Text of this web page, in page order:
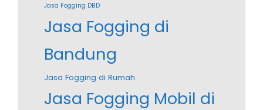
Jasa Fogging DBD
Jasa Fogging di
Bandung
Jasa Fogging di Rumah
Jasa Fogging Mobil di